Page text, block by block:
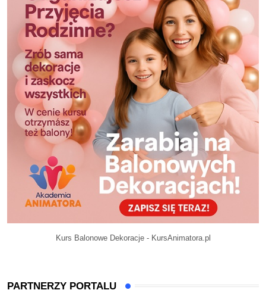
Kurs Balonowe Dekoracje - KursAnimatora.pl
PARTNERZY PORTALU